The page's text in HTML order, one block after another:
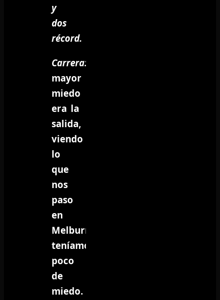
y
dos
récord.
Carrera:
mayor
miedo
era la
salida,
viendo
lo
que
nos
paso
en
Melburne,
teníamos un
poco
de
miedo.